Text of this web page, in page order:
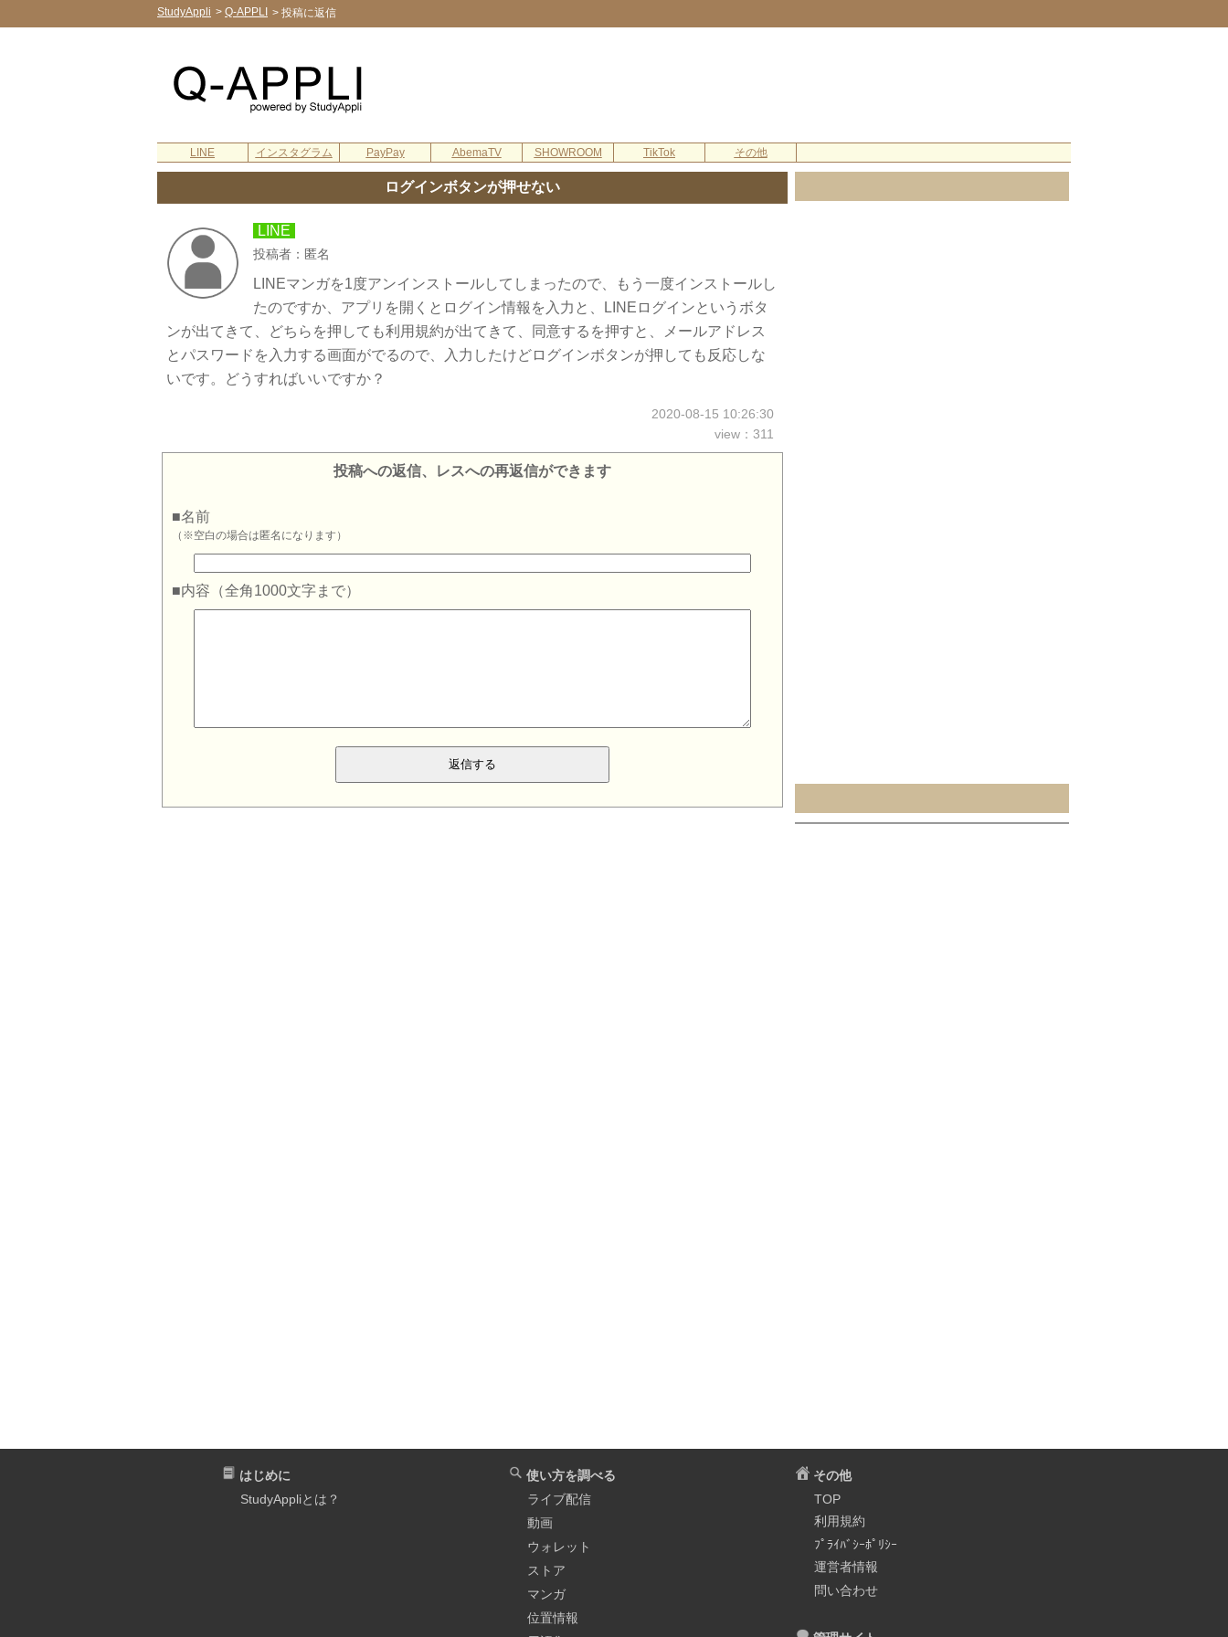
StudyAppli > Q-APPLI > 投稿に返信
LINE インスタグラム PayPay AbemaTV SHOWROOM TikTok その他
ログインボタンが押せない
LINE
投稿者：匿名
LINEマンガを1度アンインストールしてしまったので、もう一度インストールし
たのですか、アプリを開くとログイン情報を入力と、LINEログインというボタ
ンが出てきて、どちらを押しても利用規約が出てきて、同意するを押すと、メールアドレス
とパスワードを入力する画面がでるので、入力したけどログインボタンが押しても反応しな
いです。どうすればいいですか？
2020-08-15 10:26:30
view：311
投稿への返信、レスへの再返信ができます
■名前
（※空白の場合は匿名になります）
■内容（全角1000文字まで）
はじめに
StudyAppliとは？
使い方を調べる
ライブ配信
動画
ウォレット
ストア
マンガ
位置情報
その他
TOP
利用規約
ﾌﾟﾗｲﾊﾞｼｰﾎﾟﾘｼｰ
運営者情報
問い合わせ